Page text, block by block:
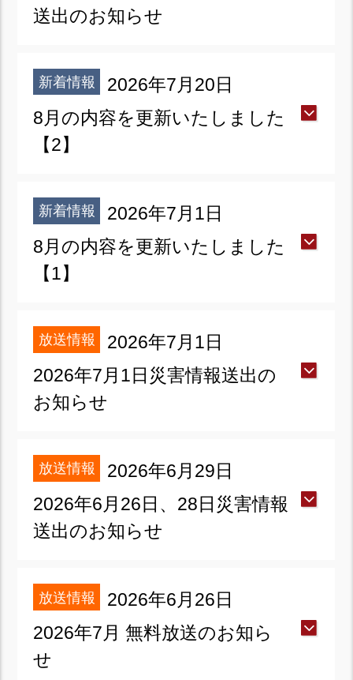
送出のお知らせ
新着情報
2026年7月20日
8月の内容を更新いたしました
【2】
新着情報
2026年7月1日
8月の内容を更新いたしました
【1】
放送情報
2026年7月1日
2026年7月1日災害情報送出の
お知らせ
放送情報
2026年6月29日
2026年6月26日、28日災害情報
送出のお知らせ
放送情報
2026年6月26日
2026年7月 無料放送のお知ら
せ